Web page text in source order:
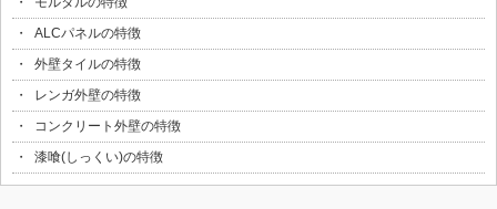
ALCパネルの特徴
外壁タイルの特徴
レンガ外壁の特徴
コンクリート外壁の特徴
漆喰(しっくい)の特徴